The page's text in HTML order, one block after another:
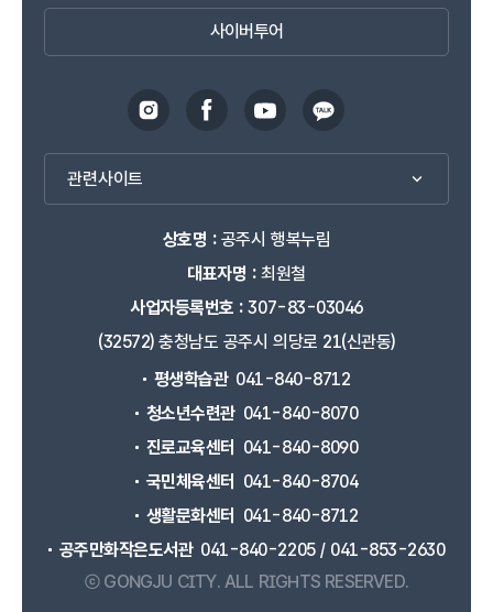
사이버투어
관련사이트
상호명 :공주시 행복누림
대표자명 :최원철
사업자등록번호 :307-83-03046
(32572) 충청남도 공주시 의당로 21(신관동)
평생학습관 041-840-8712
청소년수련관 041-840-8070
진로교육센터
041-840-8090
국민체육센터
041-840-8704
생활문화센터
041-840-8712
공주만화작은도서관 041-840-2205 / 041-853-2630
ⓒ GONGJU CITY. ALL RIGHTS RESERVED.